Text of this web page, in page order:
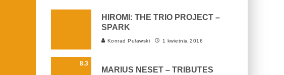
HIROMI: THE TRIO PROJECT –
SPARK
Konrad Puławski 1 kwietnia 2016
8.3
MARIUS NESET – TRIBUTES